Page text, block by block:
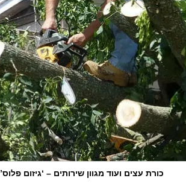
כורת עצים ועוד מגוון שירותים – ‘גיזום פלוס’